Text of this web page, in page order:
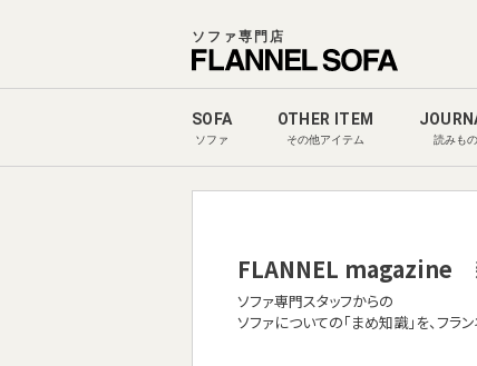
ソファ専門店
SOFA
ソファ
OTHER ITEM
その他アイテム 読みもの
FLANNEL magazine
ソファ専門スタッフからの
ソファについての「まめ知識」を、フラ